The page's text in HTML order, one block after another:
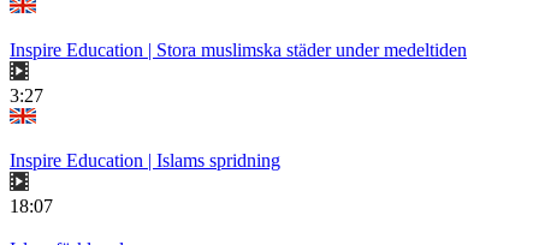
Inspire Education | Stora muslimska städer under medeltiden
3:27
Inspire Education | Islams spridning
18:07